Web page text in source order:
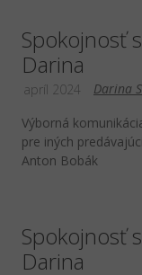
Spokojnosť
Darina
Darina
apríl 2024
Výborná
pre iných
Anton Bobák
Spokojnosť
Darina